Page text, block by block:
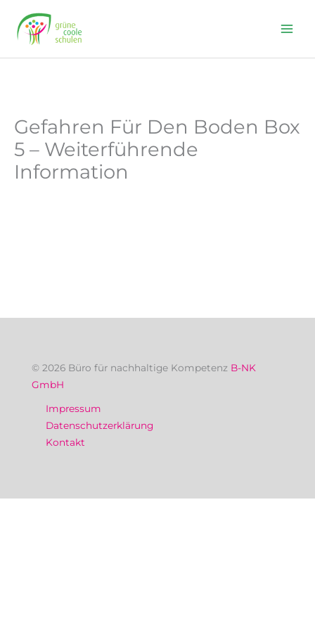
content
Gefahren Für Den Boden Box
5 – Weiterführende
Information
© 2026 Büro für nachhaltige Kompetenz B-NK
GmbH
Impressum
Datenschutzerklärung
Kontakt